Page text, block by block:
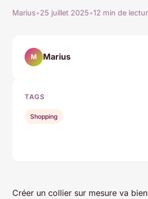
Marius•25 juillet 2025•12 min de
Créer un collier sur mesure va bien
M Marius
TAGS
Shopping